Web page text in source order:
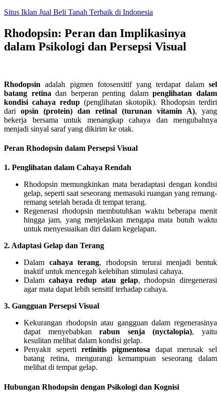
Skip
content
Situs Iklan Jual Beli Tanah Terbaik di Indonesia
Rhodopsin: Peran dan Implikasinya
dalam Psikologi dan Persepsi Visual
Rhodopsin adalah pigmen fotosensitif yang terdapat dalam sel
batang retina dan berperan penting dalampenglihatan dalam
kondisi cahaya redup(penglihatan skotopik). Rhodopsin terdiri
dari opsin (protein) dan retinal (turunan vitamin A), yang
bekerja bersama untuk menangkap cahaya dan mengubahnya
menjadi sinyal saraf yang dikirim ke otak.
Peran Rhodopsin dalam Persepsi Visual
1. Penglihatan dalam Cahaya Rendah
Rhodopsin memungkinkan mata beradaptasi dengan kondisi
gelap, seperti saat seseorang memasuki ruangan yang remang-
remang setelah berada di tempat terang.
Regenerasi rhodopsin membutuhkan waktu beberapa menit
hingga jam, yang menjelaskan mengapa mata butuh waktu
untuk menyesuaikan diri dalam kegelapan.
2. Adaptasi Gelap dan Terang
Dalam cahaya terang, rhodopsin terurai menjadi bentuk
inaktif untuk mencegah kelebihan stimulasi cahaya.
Dalam cahaya redup atau gelap, rhodopsin diregenerasi
agar mata dapat lebih sensitif terhadap cahaya.
3. Gangguan Persepsi Visual
Kekurangan rhodopsin atau gangguan dalam regenerasinya
dapat menyebabkanrabun senja (nyctalopia), yaitu
kesulitan melihat dalam kondisi gelap.
Penyakit sepertiretinitis pigmentosa dapat merusak sel
batang retina, mengurangi kemampuan seseorang dalam
melihat di tempat gelap.
Hubungan Rhodopsin dengan Psikologi dan Kognisi